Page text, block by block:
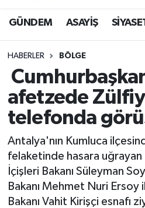
GÜNDEM ASAYİŞ
HABERLER BÖLGE
afetzede
telefonda
Antalya'nın Kumluca
felaketinde hasara
İçişleri Bakanı Süleyman
Bakanı Mehmet Nuri Ersoy
Bakanı Vahit Kirişçi esnafı
Son Dakika Haberleri
Haber Arşivi